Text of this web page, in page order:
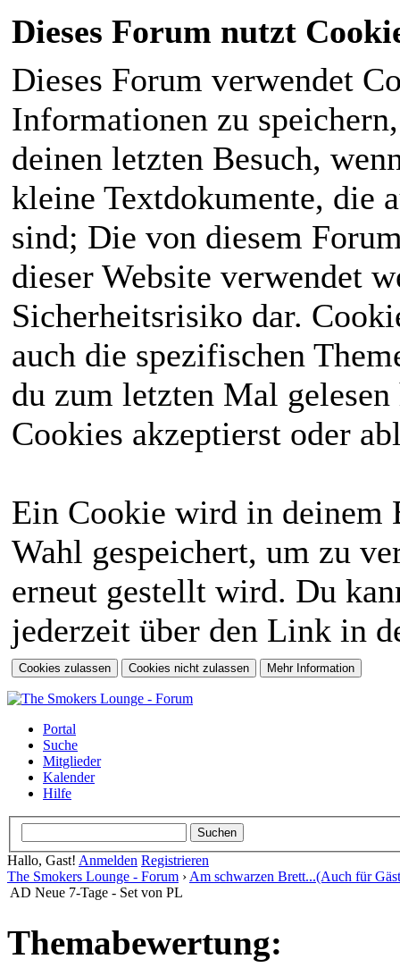
Dieses Forum nutzt
Dieses Forum verwendet
Informationen zu
deinen letzten Besuch,
kleine Textdokumente, die
sind; Die von diesem
dieser Website verwendet
Sicherheitsrisiko dar.
auch die spezifischen
du zum letzten Mal
Cookies akzeptierst oder
Ein Cookie wird in deinem
Wahl gespeichert, um zu
erneut gestellt wird. Du
jederzeit über den Link in
Portal
Suche
Mitglieder
Kalender
Hilfe
Hallo, Gast! Anmelden Registrieren
The Smokers Lounge - Forum › Am schwarzen Brett...(Auch für
AD Neue 7-Tage - Set von PL
Themabewertung: